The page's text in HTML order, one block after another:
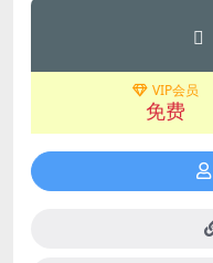
VIP会员
免费